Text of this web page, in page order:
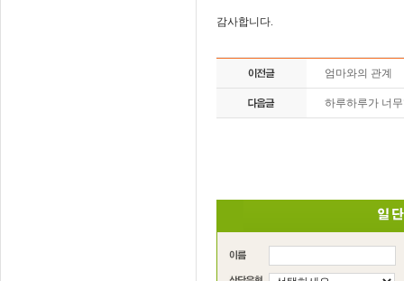
감사합니다.
엄마와의 관계
하루하루가 너